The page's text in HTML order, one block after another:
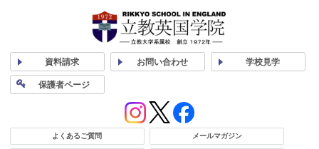
資料請求 お問い合わせ 学校見学
保護者ページ
よくあるご質問 メールマガジン